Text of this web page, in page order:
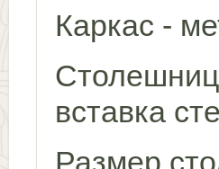
Каркас -
вставка
Размер